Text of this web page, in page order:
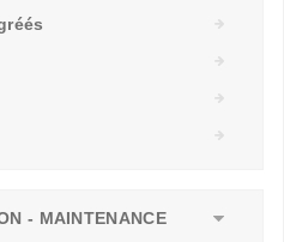
- MAINTENANCE